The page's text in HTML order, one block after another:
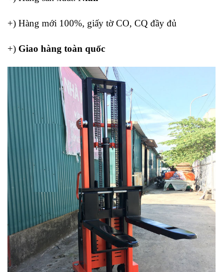
+) Hàng mới 100%, giấy tờ CO, CQ đầy đủ
+) Giao hàng toàn quốc